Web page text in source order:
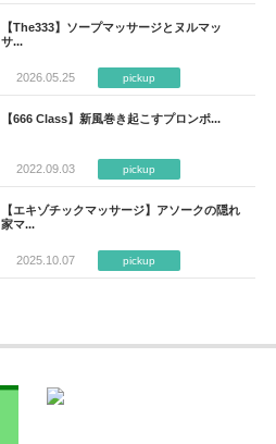
【The333】ソープマッサージとヌルマッ
サ...
2026.05.25 pickup
【666 Class】新風巻き起こすプロンポ...
2022.09.03 pickup
【エキゾチックマッサージ】アソークの隠れ
家マ...
2025.10.07 pickup